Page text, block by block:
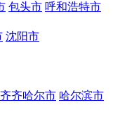
包头市 呼和浩特市
沈阳市
齐齐哈尔市 哈尔滨市